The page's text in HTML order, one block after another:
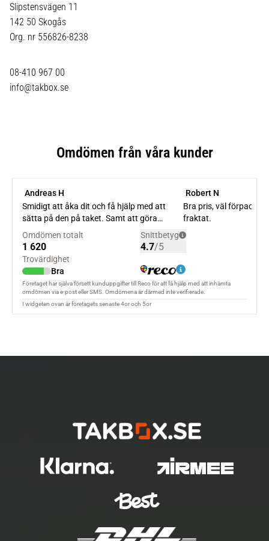
Slipstensvägen 11
142 50 Skogås
Org. nr 556826-8238
08-410 967 00
info@takbox.se